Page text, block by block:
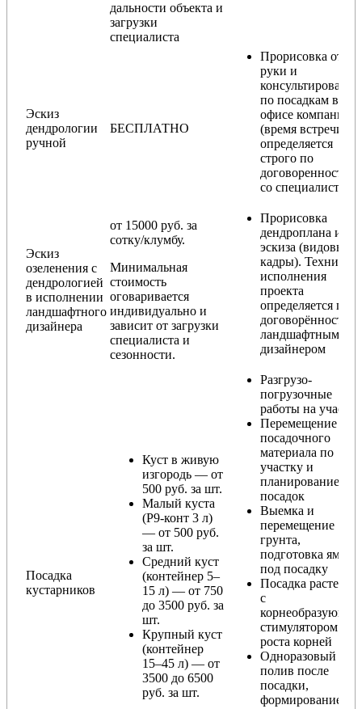
дальности объекта и
загрузки
специалиста
Эскиз
дендрологии
ручной
БЕСПЛАТНО
Прорисовка от
руки и
консультирование
по посадкам в
офисе компании
(время встречи
определяется
строго по
договоренности
со специалистом)
Эскиз
озеленения с
дендрологией
в исполнении
ландшафтного
дизайнера
от 15000 руб. за
сотку/клумбу.
Минимальная
стоимость
оговаривается
индивидуально и
зависит от загрузки
специалиста и
сезонности.
Прорисовка
дендроплана и
эскиза (видовые
кадры). Техника
исполнения
проекта
определяется по
договорённости с
ландшафтным
дизайнером
Посадка
кустарников
Куст в живую
изгородь — от
500 руб. за шт.
Малый куста
(Р9-конт 3 л)
— от 500 руб.
за шт.
Средний куст
(контейнер 5–
15 л) — от 750
до 3500 руб. за
шт.
Крупный куст
(контейнер
15–45 л) — от
3500 до 6500
руб. за шт.
Разгрузо-
погрузочные
работы на участке
Перемещение
посадочного
материала по
участку и
планирование
посадок
Выемка и
перемещение
грунта,
подготовка ямы
под посадку
Посадка растения
с
корнеобразующим
стимулятором
роста корней
Одноразовый
полив после
посадки,
формирование